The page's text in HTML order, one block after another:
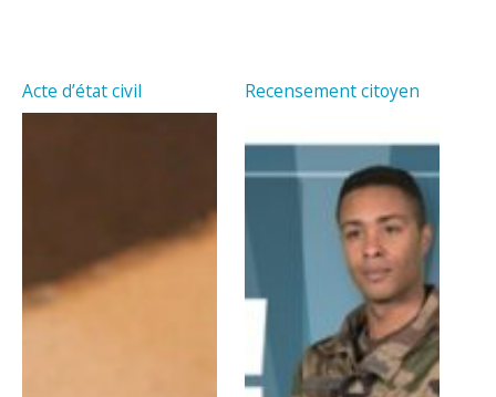
Acte d’état civil Recensement citoyen